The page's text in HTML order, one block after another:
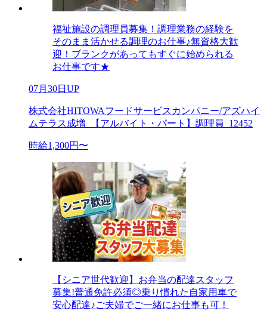
福祉施設の調理員募集！調理業務の経験を
そのまま活かせる調理のお仕事♪無資格大歓
迎！ブランクがあってもすぐに始められる
お仕事です★
07月30日UP
株式会社HITOWAフードサービスカンパニー/アズハイ
ムテラス成増_【アルバイト・パート】調理員_12452
時給1,300円〜
【シニア世代歓迎】お弁当の配達スタッフ
募集!普通免許必須◎乗り慣れた自家用車で
安心配達♪ご夫婦でご一緒にお仕事も可！